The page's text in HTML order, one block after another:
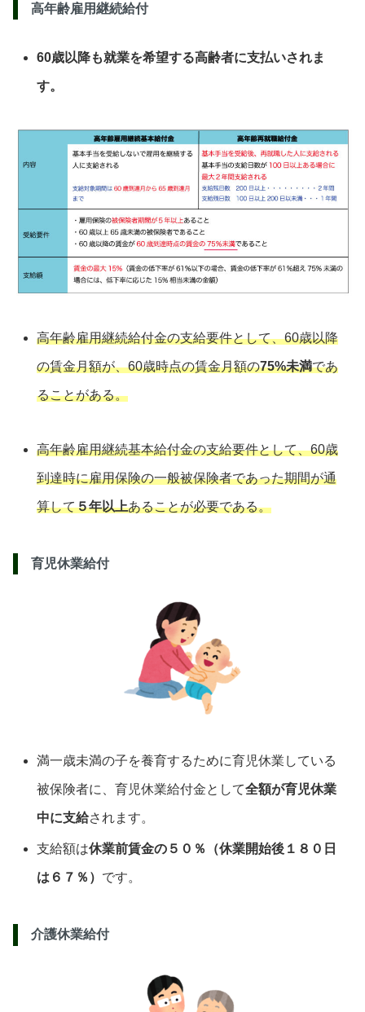
高年齢雇用継続給付
60歳以降も就業を希望する高齢者に支払いされま
す。
高年齢雇用継続給付金の支給要件として、60歳以降
の賃金月額が、60歳時点の賃金月額の75%未満であ
ることがある。
高年齢雇用継続基本給付金の支給要件として、60歳
到達時に雇用保険の一般被保険者であった期間が通
算して５年以上あることが必要である。
育児休業給付
満一歳未満の子を養育するために育児休業している
被保険者に、育児休業給付金として全額が育児休業
中に支給されます。
支給額は休業前賃金の５０％（休業開始後１８０日
は６７％） です。
介護休業給付